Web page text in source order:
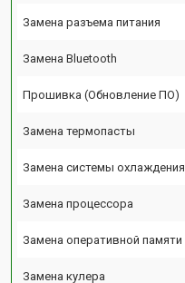
Замена разъема питания
Замена Bluetooth
Прошивка (Обновление ПО)
Замена термопасты
Замена системы охлаждения
Замена процессора
Замена оперативной памяти
Замена кулера